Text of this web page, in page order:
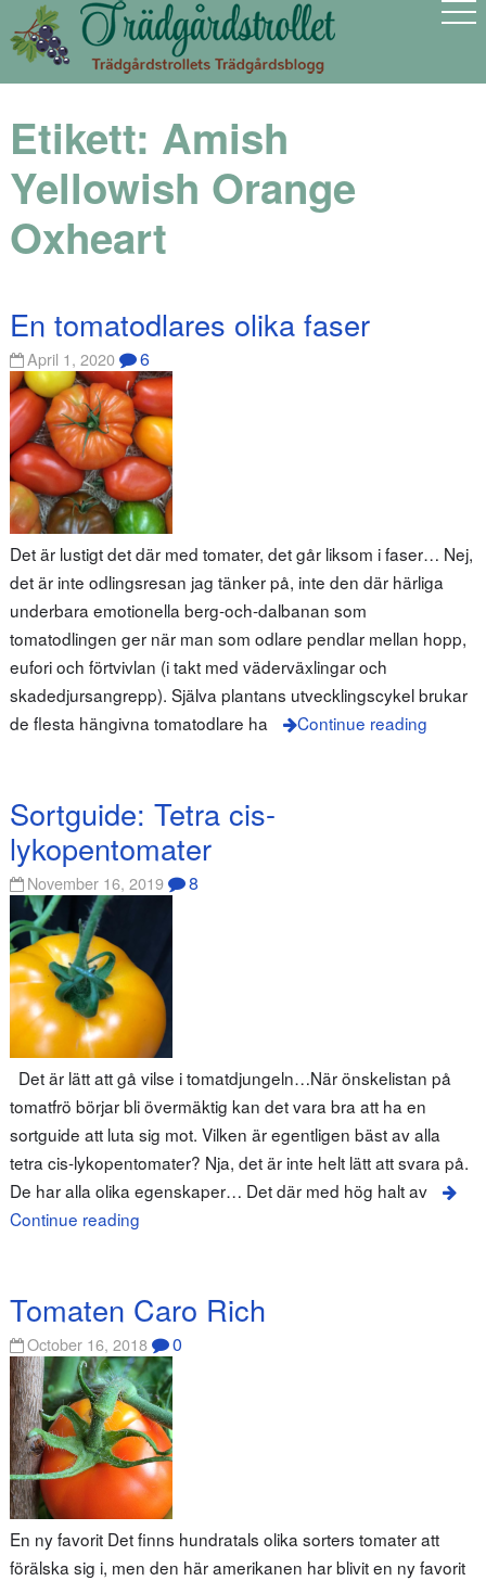
Etikett: Amish
Yellowish Orange
Oxheart
En tomatodlares olika faser
April 1, 2020 6
Det är lustigt det där med tomater, det går liksom i faser… Nej,
det är inte odlingsresan jag tänker på, inte den där härliga
underbara emotionella berg-och-dalbanan som
tomatodlingen ger när man som odlare pendlar mellan hopp,
eufori och förtvivlan (i takt med väderväxlingar och
skadedjursangrepp). Själva plantans utvecklingscykel brukar
de flesta hängivna tomatodlare ha
Continue reading
Sortguide: Tetra cis-
lykopentomater
November 16, 2019 8
Det är lätt att gå vilse i tomatdjungeln…När önskelistan på
tomatfrö börjar bli övermäktig kan det vara bra att ha en
sortguide att luta sig mot. Vilken är egentligen bäst av alla
tetra cis-lykopentomater? Nja, det är inte helt lätt att svara på.
De har alla olika egenskaper… Det där med hög halt av
Continue reading
Tomaten Caro Rich
October 16, 2018 0
En ny favorit Det finns hundratals olika sorters tomater att
förälska sig i, men den här amerikanen har blivit en ny favorit